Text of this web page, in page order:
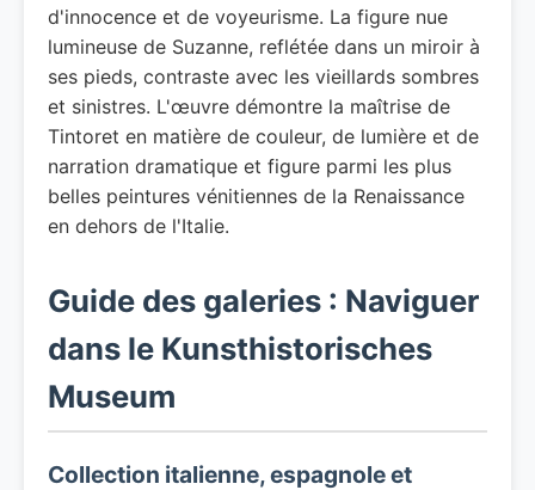
d'innocence et de voyeurisme. La figure nue
lumineuse de Suzanne, reflétée dans un miroir à
ses pieds, contraste avec les vieillards sombres
et sinistres. L'œuvre démontre la maîtrise de
Tintoret en matière de couleur, de lumière et de
narration dramatique et figure parmi les plus
belles peintures vénitiennes de la Renaissance
en dehors de l'Italie.
Guide des galeries : Naviguer
dans le Kunsthistorisches
Museum
Collection italienne, espagnole et